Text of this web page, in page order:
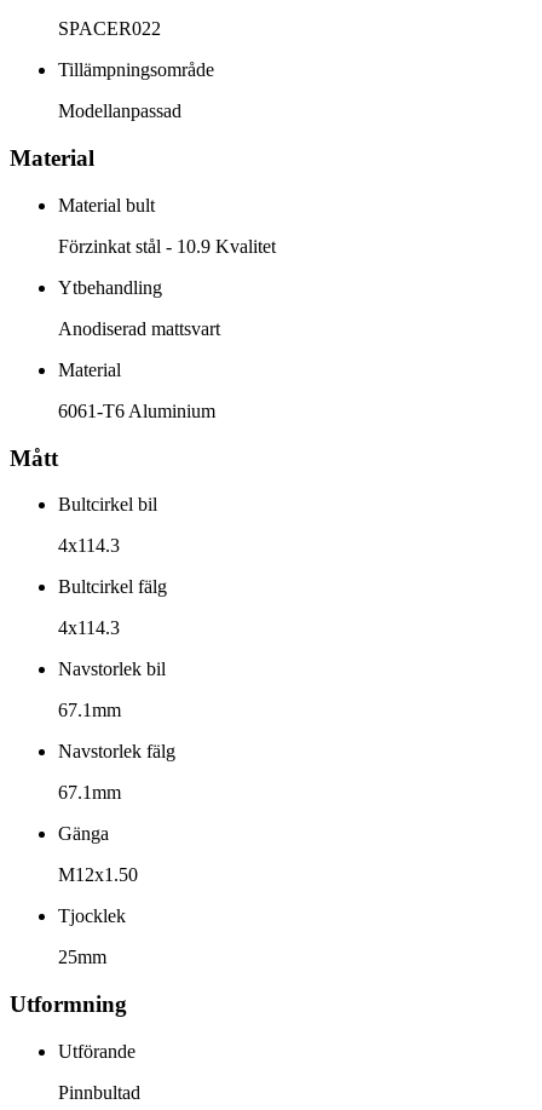
SPACER022
Tillämpningsområde
Modellanpassad
Material
Material bult
Förzinkat stål - 10.9 Kvalitet
Ytbehandling
Anodiserad mattsvart
Material
6061-T6 Aluminium
Mått
Bultcirkel bil
4x114.3
Bultcirkel fälg
4x114.3
Navstorlek bil
67.1mm
Navstorlek fälg
67.1mm
Gänga
M12x1.50
Tjocklek
25mm
Utformning
Utförande
Pinnbultad